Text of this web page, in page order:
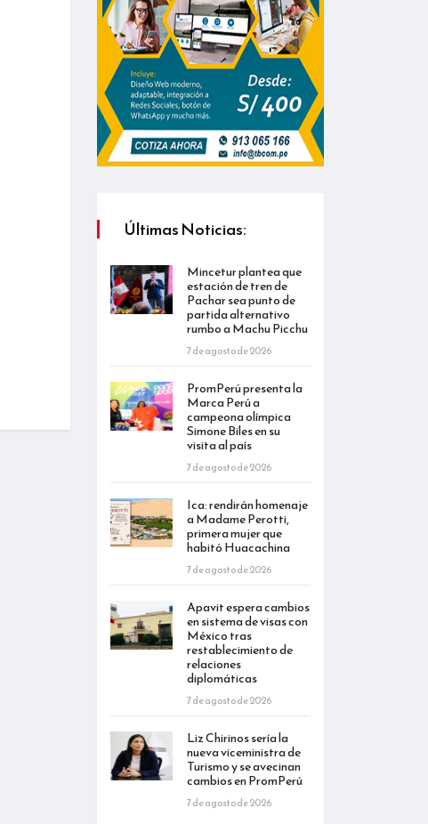
Últimas Noticias:
Mincetur plantea que
estación de tren de
Pachar sea punto de
partida alternativo
rumbo a Machu Picchu
7 de agosto de 2026
PromPerú presenta la
Marca Perú a
campeona olímpica
Simone Biles en su
visita al país
7 de agosto de 2026
Ica: rendirán homenaje
a Madame Perotti,
primera mujer que
habitó Huacachina
7 de agosto de 2026
Apavit espera cambios
en sistema de visas con
México tras
restablecimiento de
relaciones
diplomáticas
7 de agosto de 2026
Liz Chirinos sería la
nueva viceministra de
Turismo y se avecinan
cambios en PromPerú
7 de agosto de 2026